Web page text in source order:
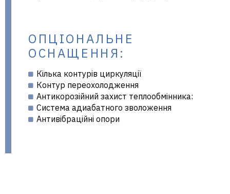
ОПЦІОНАЛЬНЕ
ОСНАЩЕННЯ:
Кілька контурів циркуляції
Контур переохолодження
Антикорозійний захист теплообмінника:
Система адиабатного зволоження
Антивібраційні опори